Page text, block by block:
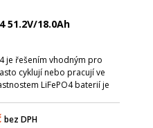
51.2V/18.0Ah
je řešením vhodným pro
cyklují nebo pracují ve
LiFePO4 baterií je
bez DPH